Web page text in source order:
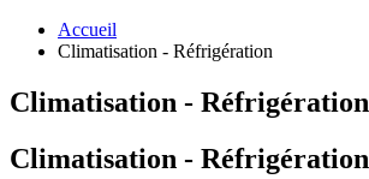
Accueil
Climatisation - Réfrigération
Climatisation - Réfrigération
Climatisation - Réfrigération